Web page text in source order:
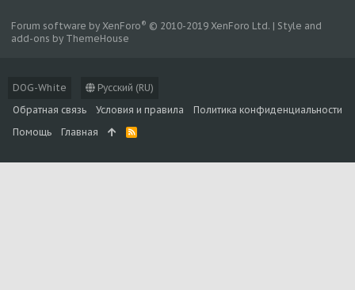
DOG-White
Русский (RU)
Обратная связь
Условия и правила
Политика конфиденциальности
Помощь
Главная
R
S
Forum software by XenForo® © 2010-2019 XenForo Ltd. | Style and
add-ons by ThemeHouse